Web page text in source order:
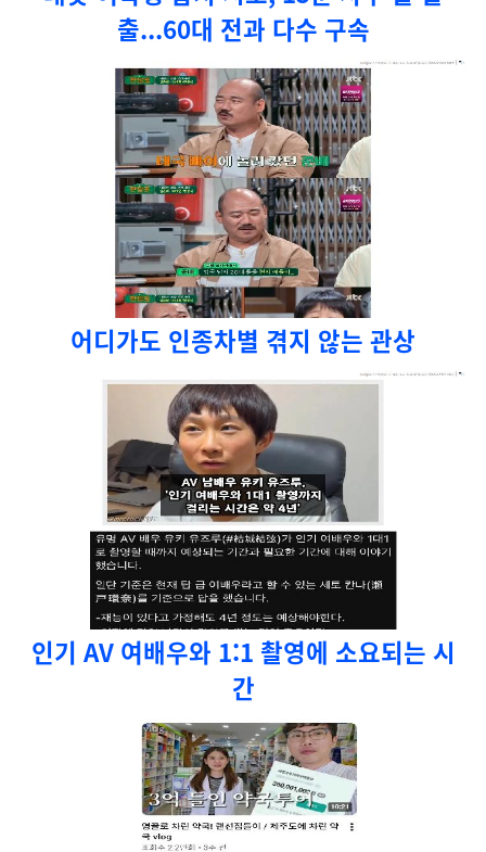
출...60대 전과 다수 구속
어디가도 인종차별 겪지 않는 관상
인기 AV 여배우와 1:1 촬영에 소요되는 시
간